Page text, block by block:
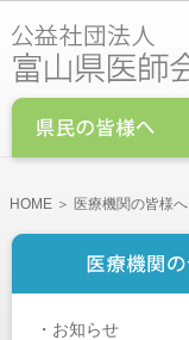
HOME ＞ 医療機関の皆様へ
・ お知らせ